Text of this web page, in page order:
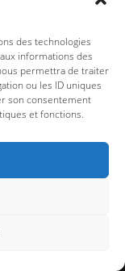
des technologies
informations des
permettra de traiter
ou les ID uniques
son consentement
et fonctions.